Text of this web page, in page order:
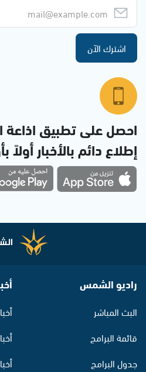
اشترك الآن
احصل على تطبيق
إطلاع دائم بالأخبار أولاً
راديو الشمس
البث المباشر
قائمة البرامج
جدول البرامج